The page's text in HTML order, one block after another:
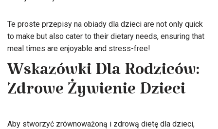
Te proste przepisy na obiady dla dzieci are not only quick
to make but also cater to their dietary needs, ensuring that
meal times are enjoyable and stress-free!
Wskazówki Dla Rodziców:
Zdrowe Żywienie Dzieci
Aby stworzyć zrównoważoną i zdrową dietę dla dzieci,